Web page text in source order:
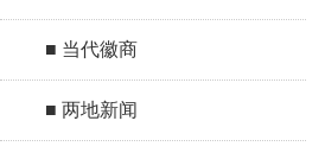
■ 当代徽商
■ 两地新闻